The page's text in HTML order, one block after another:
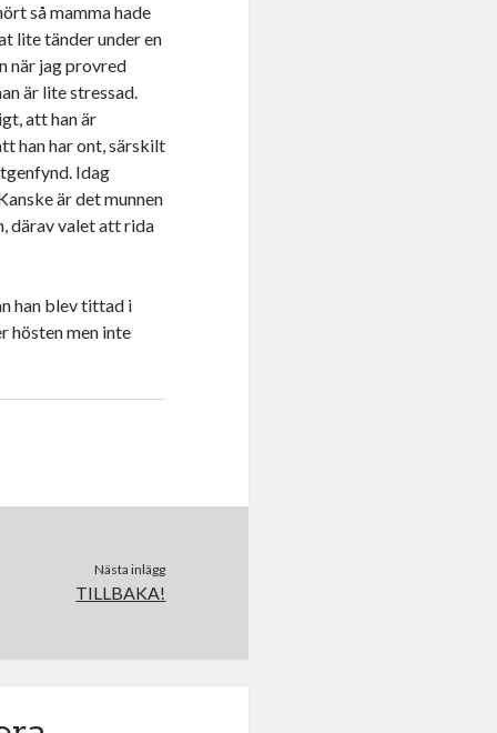
så mamma hade
lite tänder under en
när jag provred
är lite stressad.
att han är
han har ont, särskilt
Idag
är det munnen
därav valet att rida
han blev tittad i
hösten men inte
Nästa inlägg
TILLBAKA!